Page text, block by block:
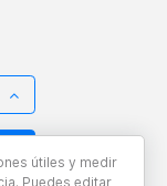
útiles y medir
Puedes editar